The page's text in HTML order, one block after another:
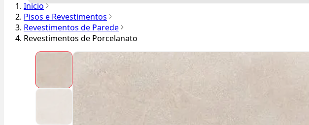
Início
Pisos e Revestimentos
Revestimentos de Parede
Revestimentos de Porcelanato